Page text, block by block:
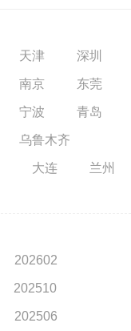
天津 深圳
南京 东莞
宁波 青岛
乌鲁木齐
大连 兰州
202602
202510
202506